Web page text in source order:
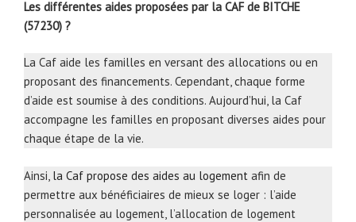
Les différentes aides proposées par la CAF de BITCHE
(57230) ?
La Caf aide les familles en versant des allocations ou en
proposant des financements. Cependant, chaque forme
d’aide est soumise à des conditions. Aujourd’hui, la Caf
accompagne les familles en proposant diverses aides pour
chaque étape de la vie.
Ainsi, la Caf propose des aides au logement afin de
permettre aux bénéficiaires de mieux se loger : l’aide
personnalisée au logement, l’allocation de logement